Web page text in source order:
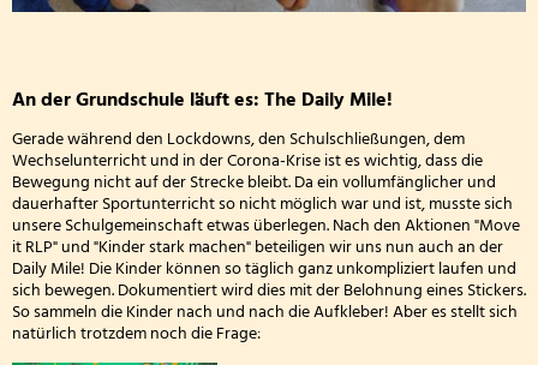
An der Grundschule läuft es: The Daily Mile!
Gerade während den Lockdowns, den Schulschließungen, dem
Wechselunterricht und in der Corona-Krise ist es wichtig, dass die
Bewegung nicht auf der Strecke bleibt. Da ein vollumfänglicher und
dauerhafter Sportunterricht so nicht möglich war und ist, musste sich
unsere Schulgemeinschaft etwas überlegen. Nach den Aktionen "Move
it RLP" und "Kinder stark machen" beteiligen wir uns nun auch an der
Daily Mile! Die Kinder können so täglich ganz unkompliziert laufen und
sich bewegen. Dokumentiert wird dies mit der Belohnung eines Stickers.
So sammeln die Kinder nach und nach die Aufkleber! Aber es stellt sich
natürlich trotzdem noch die Frage: